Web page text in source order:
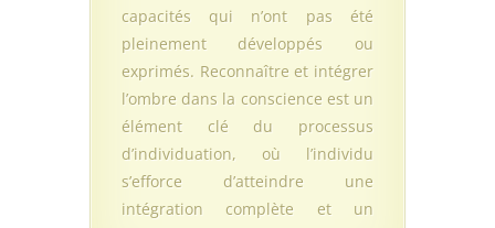
capacités qui n’ont pas été
pleinement développés ou
exprimés. Reconnaître et intégrer
l’ombre dans la conscience est un
élément clé du processus
d’individuation, où l’individu
s’efforce d’atteindre une
intégration complète et un